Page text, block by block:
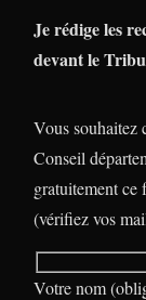
Je rédige les
devant le
Vous souhaitez
Conseil
gratuitement ce
(vérifiez vos
Votre nom